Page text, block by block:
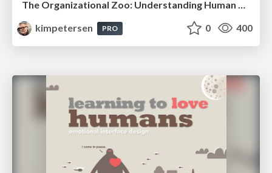
The Organizational Zoo: Understanding Human Behavior Agility Through Metaphoric Constructive Conversations (based on the works of Arthur Shelley, Ph.D)
kimpetersen
PRO 0 400